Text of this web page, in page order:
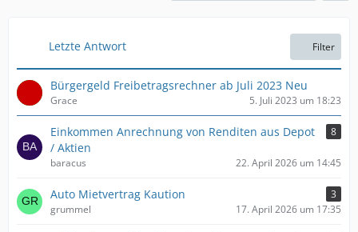
Letzte Antwort Filter
Bürgergeld Freibetragsrechner ab Juli 2023 Neu
Grace 5. Juli 2023 um 18:23
Einkommen Anrechnung von Renditen aus Depot
/ Aktien
8
baracus 22. April 2026 um 14:45
Auto Mietvertrag Kaution
3
grummel
17. April 2026 um 17:35